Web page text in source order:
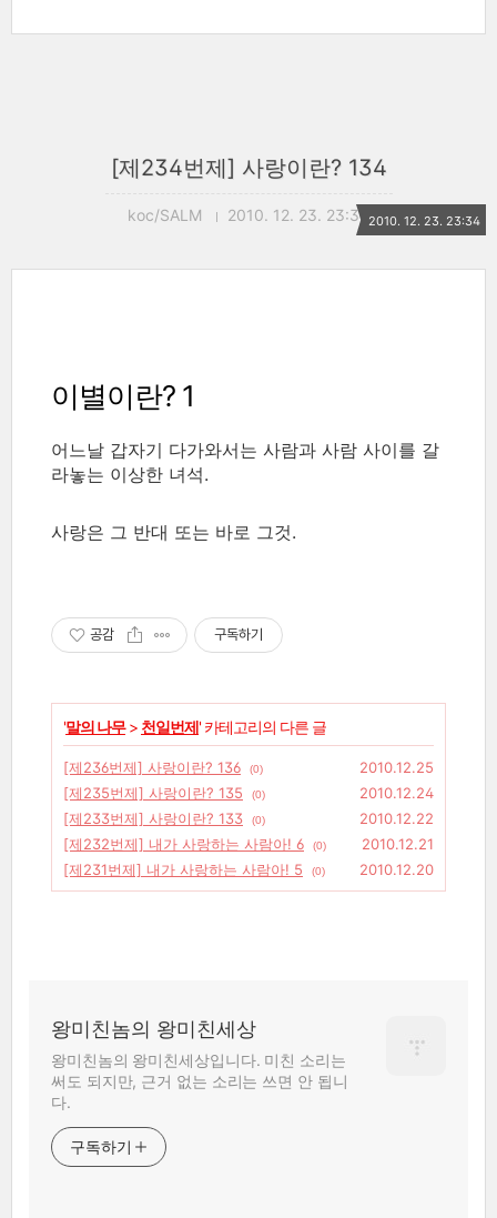
[제234번제] 사랑이란? 134
koc/SALM 2010. 12. 23. 23:34 2010. 12. 23. 23:34
이별이란? 1
어느날 갑자기 다가와서는 사람과 사람 사이를 갈
라놓는 이상한 녀석.
사랑은 그 반대 또는 바로 그것.
공감 구독하기
'말의 나무> 천일번제' 카테고리의 다른 글
[제236번제] 사랑이란? 136 (0)
2010.12.25
[제235번제] 사랑이란? 135
(0)
2010.12.24
[제233번제] 사랑이란? 133
(0)
2010.12.22
[제232번제] 내가 사랑하는 사람아! 6
(0)
2010.12.21
[제231번제] 내가 사랑하는 사람아! 5
(0) 2010.12.20
왕미친놈의 왕미친세상
왕미친놈의 왕미친세상입니다. 미친 소리는
써도 되지만, 근거 없는 소리는 쓰면 안 됩니
다.
구독하기